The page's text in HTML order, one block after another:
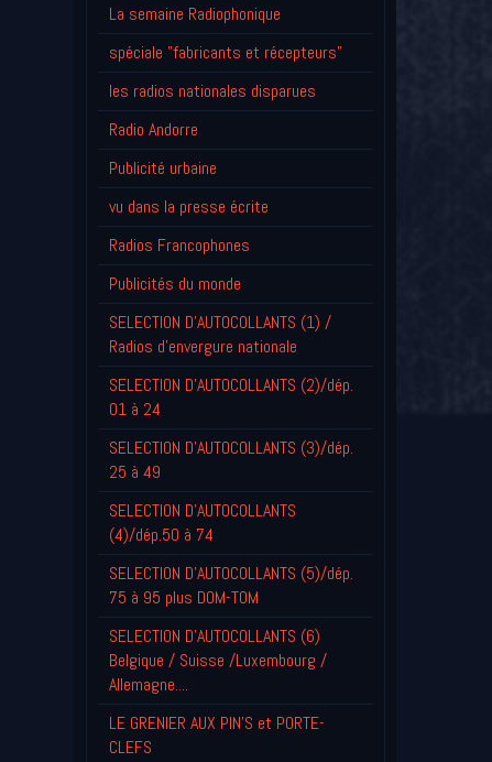
La semaine Radiophonique
spéciale "fabricants et récepteurs"
les radios nationales disparues
Radio Andorre
Publicité urbaine
vu dans la presse écrite
Radios Francophones
Publicités du monde
SELECTION D'AUTOCOLLANTS (1) /
Radios d'envergure nationale
SELECTION D'AUTOCOLLANTS (2)/dép.
01 à 24
SELECTION D'AUTOCOLLANTS (3)/dép.
25 à 49
SELECTION D'AUTOCOLLANTS
(4)/dép.50 à 74
SELECTION D'AUTOCOLLANTS (5)/dép.
75 à 95 plus DOM-TOM
SELECTION D'AUTOCOLLANTS (6)
Belgique / Suisse /Luxembourg /
Allemagne....
LE GRENIER AUX PIN'S et PORTE-
CLEFS